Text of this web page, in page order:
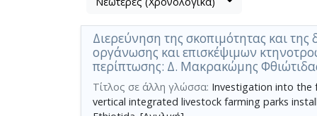
Βρέθηκε
αποτέλεσμα
,
σύνολο
σελίδων
1.
τα
αποτελέσματα
αναζήτησης:
Διερεύνηση της σκοπιμότητας και
οργάνωσης και επισκέψιμων
περίπτωσης: Δ. Μακρακώμης
Τίτλος σε άλλη γλώσσα: Investigation into the
vertical integrated livestock farming parks